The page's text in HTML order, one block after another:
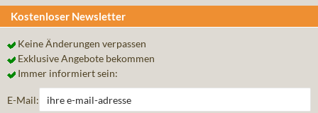
Kostenloser Newsletter
Keine Änderungen verpassen
Exklusive Angebote bekommen
Immer informiert sein:
E-Mail: